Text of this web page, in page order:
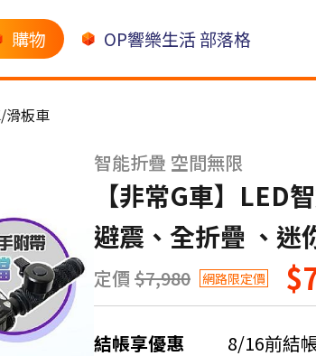
購物 OP響樂生活 部落格
滑板車
智能折疊 空間無限
【非常G車】LED
避震、全折疊 、迷
定價 $7,980 網路限定價
結帳享優惠 8/16前結